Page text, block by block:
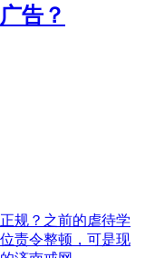
告？
规？之前的虐待学
责令整顿，可是现